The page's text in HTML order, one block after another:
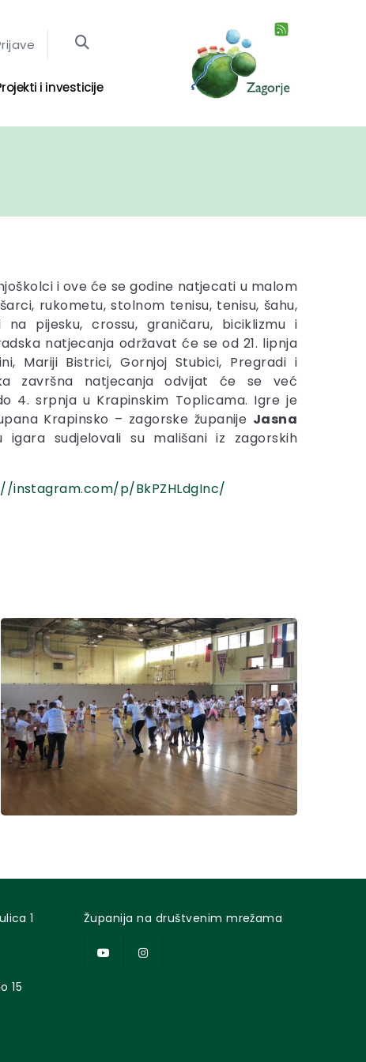
i investicije
i ove će se godine natjecati u malom
rukometu, stolnom tenisu, tenisu, šahu,
na pijesku, crossu, graničaru, biciklizmu i
natjecanja održavat će se od 21. lipnja
Mariji Bistrici, Gornjoj Stubici, Pregradi i
završna natjecanja odvijat će se već
4. srpnja u Krapinskim Toplicama. Igre je
Krapinsko – zagorske županije Jasna
igara sudjelovali su mališani iz zagorskih
instagram.com/p/BkPZHLdgInc/
1
15
Županija na društvenim mrežama